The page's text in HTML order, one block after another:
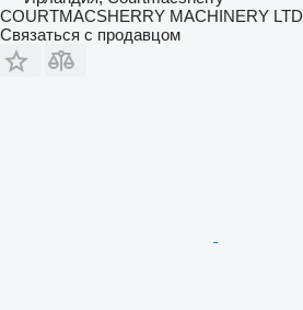
COURTMACSHERRY MACHINERY LTD
Связаться с продавцом